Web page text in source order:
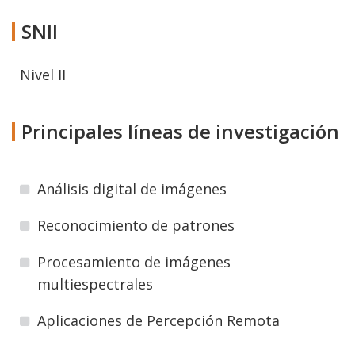
SNII
Nivel II
Principales líneas de investigación
Análisis digital de imágenes
Reconocimiento de patrones
Procesamiento de imágenes
multiespectrales
Aplicaciones de Percepción Remota